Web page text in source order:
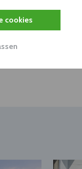
cookies
relevant?